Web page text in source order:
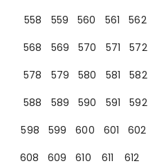
558
559 560 561 562
568
569 570 571 572
578
579 580 581 582
588
589 590 591 592
598
599 600 601 602
608
609 610 611 612